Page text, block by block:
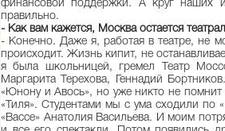
финансовой поддержки. А круг наших
правильно.
- Как вам кажется, Москва остается
- Конечно. Даже я, работая в театре, не
происходит. Жизнь кипит, не
я была школьницей, гремел Театр
Маргарита Терехова, Геннадий
«Юнону и Авось», но уже никто не помнит
«Тиля». Студентами мы с ума сходили по
«Вассе» Анатолия Васильева. И моим